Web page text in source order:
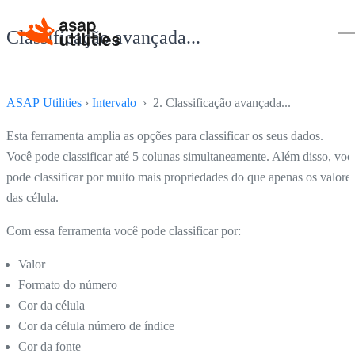
Classificação avançada...
ASAP Utilities › Intervalo › 2. Classificação avançada...
Esta ferramenta amplia as opções para classificar os seus dados.
Você pode classificar até 5 colunas simultaneamente. Além disso,
pode classificar por muito mais propriedades do que apenas os valores
das célula.
Com essa ferramenta você pode classificar por:
Valor
Formato do número
Cor da célula
Cor da célula número de índice
Cor da fonte